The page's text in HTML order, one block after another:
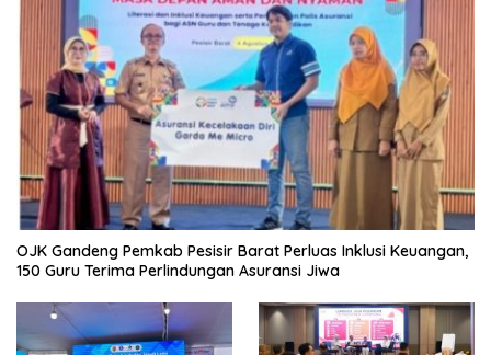
OJK Gandeng Pemkab Pesisir Barat Perluas Inklusi Keuangan,
150 Guru Terima Perlindungan Asuransi Jiwa